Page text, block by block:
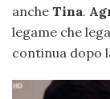
anche Tina.
legame che
continua dopo